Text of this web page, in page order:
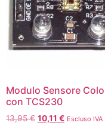
Modulo Sensore
con TCS230
13,95€ 10,11 € Escluso IVA